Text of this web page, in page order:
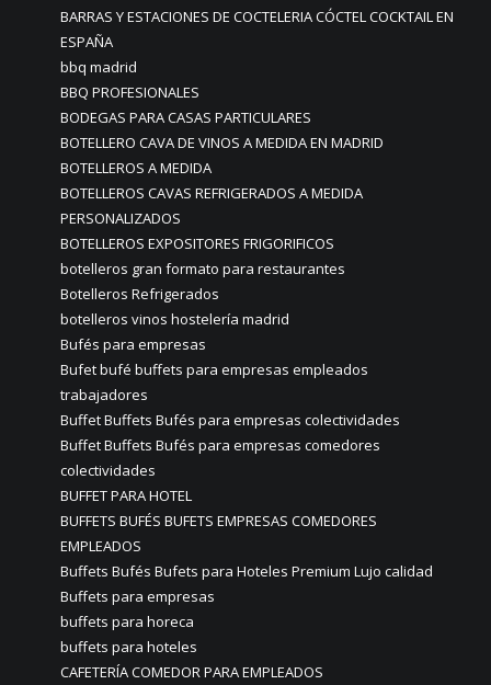
BARRAS Y ESTACIONES DE COCTELERIA CÓCTEL COCKTAIL EN
ESPAÑA
bbq madrid
BBQ PROFESIONALES
BODEGAS PARA CASAS PARTICULARES
BOTELLERO CAVA DE VINOS A MEDIDA EN MADRID
BOTELLEROS A MEDIDA
BOTELLEROS CAVAS REFRIGERADOS A MEDIDA
PERSONALIZADOS
BOTELLEROS EXPOSITORES FRIGORIFICOS
botelleros gran formato para restaurantes
Botelleros Refrigerados
botelleros vinos hostelería madrid
Bufés para empresas
Bufet bufé buffets para empresas empleados
trabajadores
Buffet Buffets Bufés para empresas colectividades
Buffet Buffets Bufés para empresas comedores
colectividades
BUFFET PARA HOTEL
BUFFETS BUFÉS BUFETS EMPRESAS COMEDORES
EMPLEADOS
Buffets Bufés Bufets para Hoteles Premium Lujo calidad
Buffets para empresas
buffets para horeca
buffets para hoteles
CAFETERÍA COMEDOR PARA EMPLEADOS